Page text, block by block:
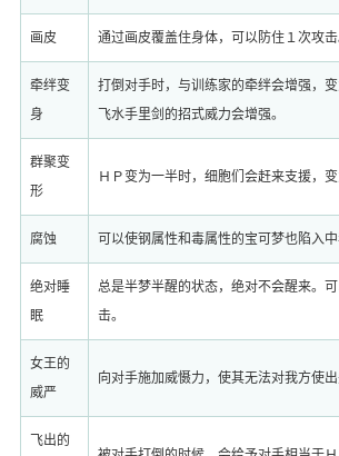
画皮 通过画皮覆盖住身体，可以防住１次攻击
牵绊变
身
打倒对手时，与训练家的牵绊会增强，变
飞水手里剑的招式威力会增强。
群聚变
形
ＨＰ变为一半时，细胞们会赶来支援，变
腐蚀 可以使钢属性和毒属性的宝可梦也陷入中
绝对睡
眠
总是半梦半醒的状态，绝对不会醒来。
击。
女王的
威严
向对手施加威慑力，使其无法对我方使出
飞出的